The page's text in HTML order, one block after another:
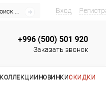
Вход
+996 (500) 501 920
Заказать звонок
КОЛЛЕКЦИИ НОВИНКИСКИДКИ